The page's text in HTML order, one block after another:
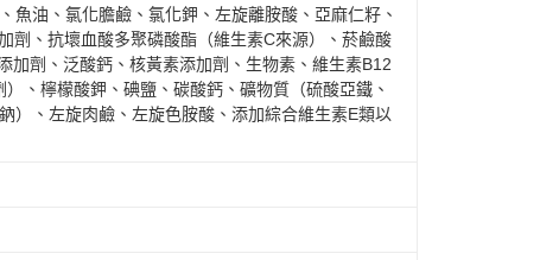
魚油、氯化膽鹼、氯化鉀、左旋離胺酸、亞麻仁籽、
劑、抗壞血酸多聚磷酸酯（維生素C來源）、菸鹼酸
加劑、泛酸鈣、核黃素添加劑、生物素、維生素B12
、檸檬酸鉀、碘鹽、碳酸鈣、礦物質（硫酸亞鐵、
）、左旋肉鹼、左旋色胺酸、添加綜合維生素E類以